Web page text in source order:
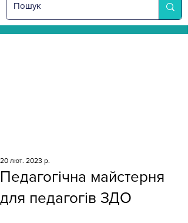
Педагогічна майстерня
для педагогів ЗДО
20 лют. 2023 р.